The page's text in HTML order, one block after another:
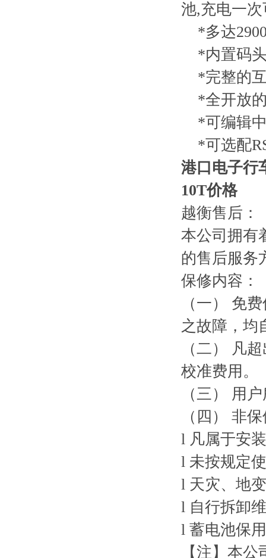
池,充电一
*多达
*内置码头
*完整的互
*全开放的
*可编辑中
*可选配
港口电子行
10T价格
越衡售后：
本公司拥有
的售后服务
保修内容：
（一） 免
之故障，均
（二） 凡
校准费用。
（三） 用
（四） 非
l 凡属于安
l 未按规定
l 天灾、地
l 自行拆卸
l 蓄电池保
【注】本